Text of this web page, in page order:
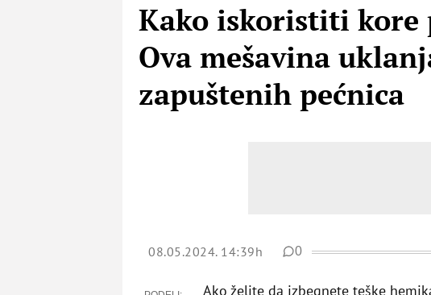
Kako iskoristiti kore
Ova mešavina
zapuštenih pećnica
08.05.2024. 14:39h 0
Ako želite da izbegnete teške